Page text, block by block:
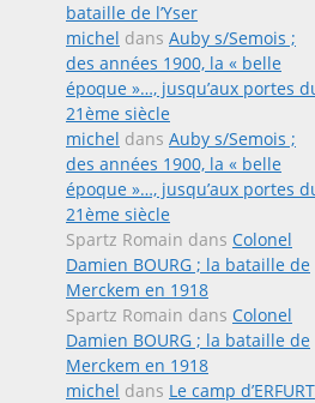
bataille de l’Yser
michel dans Auby s/Semois ;
des années 1900, la « belle
époque »…, jusqu’aux portes
21ème siècle
michel dans Auby s/Semois ;
des années 1900, la « belle
époque »…, jusqu’aux portes
21ème siècle
Spartz Romain dans Colonel
Damien BOURG ; la bataille de
Merckem en 1918
Spartz Romain dans Colonel
Damien BOURG ; la bataille de
Merckem en 1918
michel dans Le camp d’ERFURT